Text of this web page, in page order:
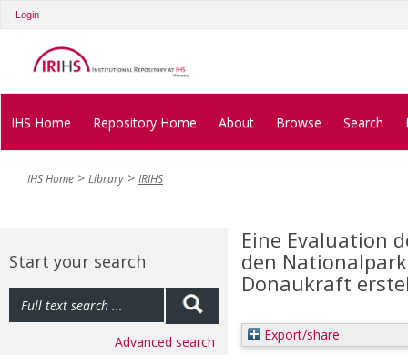
Login
IHS Home Repository Home About Browse Search
IHS Home Library IRIHS
Start your search
Advanced search
Eine Evaluation
den
Donaukraft
Export/share